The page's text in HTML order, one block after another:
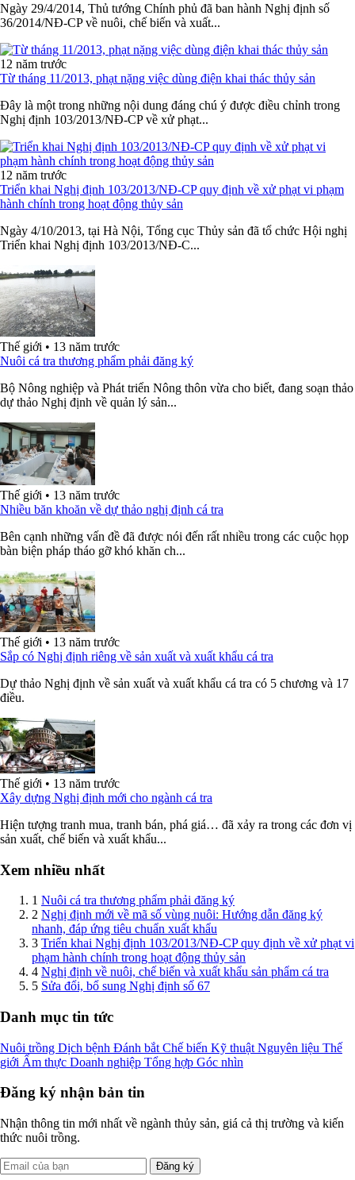
Ngày 29/4/2014, Thủ tướng Chính phủ đã ban hành Nghị định số
36/2014/NĐ-CP về nuôi, chế biến và xuất...
12 năm trước
Từ tháng 11/2013, phạt nặng việc dùng điện khai thác thủy sản
Đây là một trong những nội dung đáng chú ý được điều chỉnh trong
Nghị định 103/2013/NĐ-CP về xử phạt...
12 năm trước
Triển khai Nghị định 103/2013/NĐ-CP quy định về xử phạt vi phạm
hành chính trong hoạt động thủy sản
Ngày 4/10/2013, tại Hà Nội, Tổng cục Thủy sản đã tổ chức Hội nghị
Triển khai Nghị định 103/2013/NĐ-C...
Thế giới • 13 năm trước
Nuôi cá tra thương phẩm phải đăng ký
Bộ Nông nghiệp và Phát triển Nông thôn vừa cho biết, đang soạn thảo
dự thảo Nghị định về quản lý sản...
Thế giới • 13 năm trước
Nhiều băn khoăn về dự thảo nghị định cá tra
Bên cạnh những vấn đề đã được nói đến rất nhiều trong các cuộc họp
bàn biện pháp tháo gỡ khó khăn ch...
Thế giới • 13 năm trước
Sắp có Nghị định riêng về sản xuất và xuất khẩu cá tra
Dự thảo Nghị định về sản xuất và xuất khẩu cá tra có 5 chương và 17
điều.
Thế giới • 13 năm trước
Xây dựng Nghị định mới cho ngành cá tra
Hiện tượng tranh mua, tranh bán, phá giá… đã xảy ra trong các đơn vị
sản xuất, chế biến và xuất khẩu...
Xem nhiều nhất
1 Nuôi cá tra thương phẩm phải đăng ký
2 Nghị định mới về mã số vùng nuôi: Hướng dẫn đăng ký
nhanh, đáp ứng tiêu chuẩn xuất khẩu
3 Triển khai Nghị định 103/2013/NĐ-CP quy định về xử phạt vi
phạm hành chính trong hoạt động thủy sản
4 Nghị định về nuôi, chế biến và xuất khẩu sản phẩm cá tra
5 Sửa đổi, bổ sung Nghị định số 67
Danh mục tin tức
Nuôi trồng Dịch bệnh Đánh bắt Chế biến Kỹ thuật Nguyên liệu Thế
giới Ẩm thực Doanh nghiệp Tổng hợp Góc nhìn
Đăng ký nhận bản tin
Nhận thông tin mới nhất về ngành thủy sản, giá cả thị trường và kiến
thức nuôi trồng.
Đăng ký